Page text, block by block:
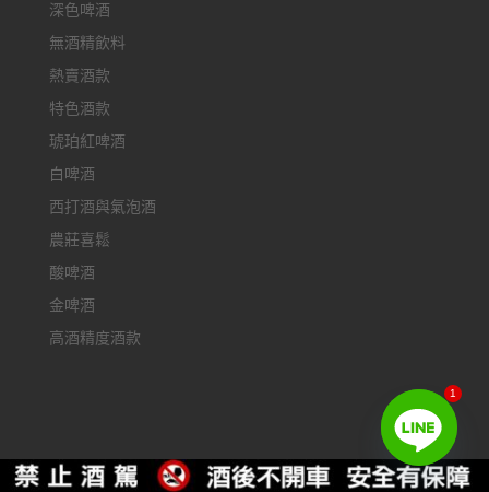
深色啤酒
無酒精飲料
熱賣酒款
特色酒款
琥珀紅啤酒
白啤酒
西打酒與氣泡酒
農莊喜鬆
酸啤酒
金啤酒
高酒精度酒款
1